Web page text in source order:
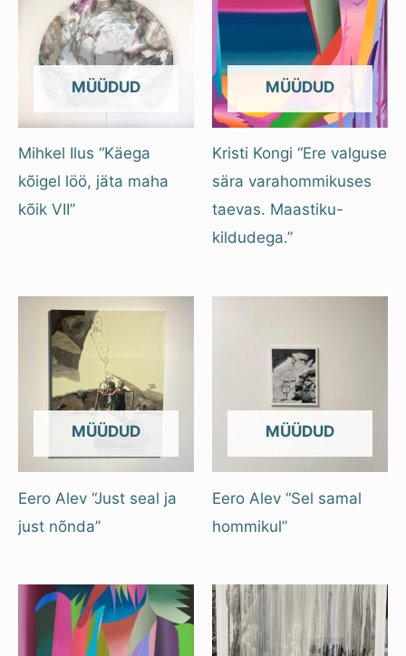
OUT OF STOCK
Mihkel Ilus “Käega
kõigel löö, jäta maha
kõik VII”
OUT OF STOCK
Kristi Kongi “Ere valguse
sära varahommikuses
taevas. Maastiku-
kildudega.”
OUT OF STOCK
Eero Alev “Just seal ja
just nõnda”
OUT OF STOCK
Eero Alev “Sel samal
hommikul”